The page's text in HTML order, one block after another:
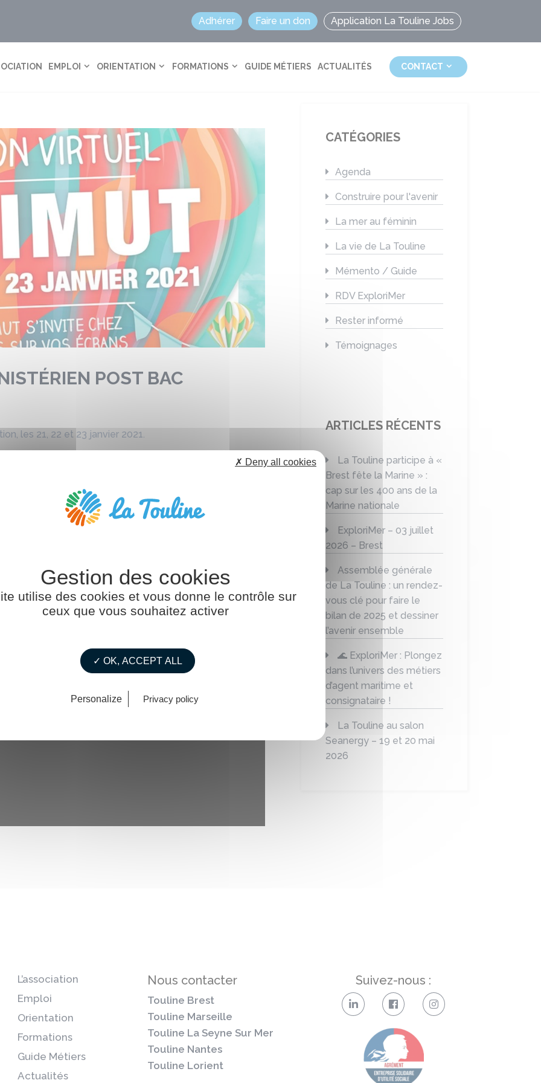
Adhérer Faire un don Application La Touline Jobs
EMPLOI ORIENTATION FORMATIONS GUIDE MÉTIERS ACTUALITÉS CONTACT
POST BAC
les 21, 22 et 23 janvier 2021.
avec le témoignage de Ganor GINAT, commandant
contactez-nous
CATÉGORIES
Agenda
Construire pour l'avenir
La mer au féminin
La vie de La Touline
Mémento / Guide
RDV ExploriMer
Rester informé
Témoignages
ARTICLES RÉCENTS
La Touline participe à «
Brest fête la Marine » :
cap sur les 400 ans de la
Marine nationale
ExploriMer – 03 juillet
2026 – Brest
Assemblée générale
de La Touline : un rendez-
vous clé pour faire le
bilan de 2025 et dessiner
l’avenir ensemble
🌊 ExploriMer : Plongez
dans l’univers des métiers
d’agent maritime et
consignataire !
La Touline au salon
Seanergy – 19 et 20 mai
2026
L’association
Emploi
Orientation
Formations
Guide Métiers
Actualités
Nous contacter
Touline Brest
Touline Marseille
Touline La Seyne Sur Mer
Touline Nantes
Touline Lorient
Suivez-nous :
utilise des cookies et vous donne le contrôle sur
ceux que vous souhaitez activer
✓ OK, ACCEPT ALL
✗ Deny all cookies
Personalize Privacy policy